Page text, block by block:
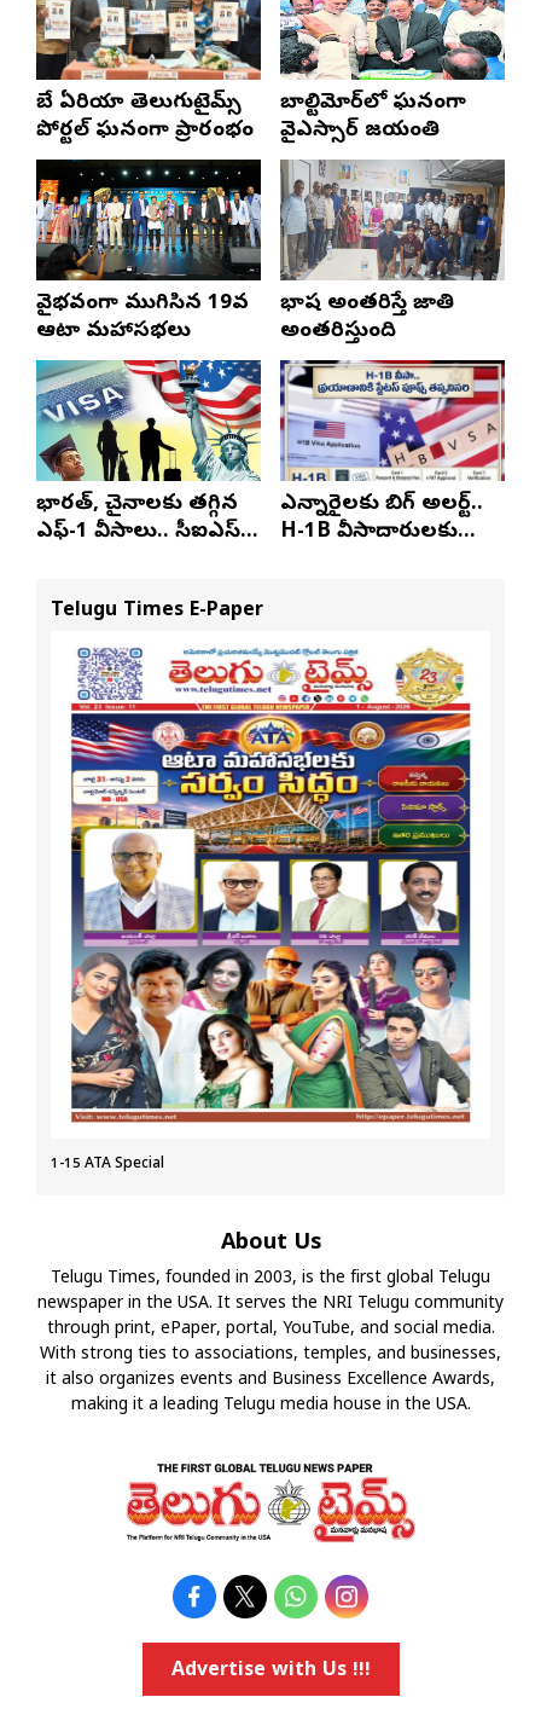
బే ఏరియా తెలుగుటైమ్స్
పోర్టల్ ఘనంగా ప్రారంభం
బాల్టిమోర్‌లో ఘనంగా
వైఎస్సార్‌ జయంతి
వైభవంగా ముగిసిన 19వ
ఆటా మహాసభలు
భాష అంతరిస్తే జాతి
అంతరిస్తుంది
భారత్, చైనాలకు తగ్గిన
ఎఫ్-1 వీసాలు.. సీఐఎస్
ఎన్నారైలకు బిగ్ అలర్ట్..
H-1B వీసాదారులకు
Telugu Times E-Paper
1-15 ATA Special
About Us
Telugu Times, founded in 2003, is the first global Telugu
newspaper in the USA. It serves the NRI Telugu community
through print, ePaper, portal, YouTube, and social media.
With strong ties to associations, temples, and businesses,
it also organizes events and Business Excellence Awards,
making it a leading Telugu media house in the USA.
Advertise with Us !!!